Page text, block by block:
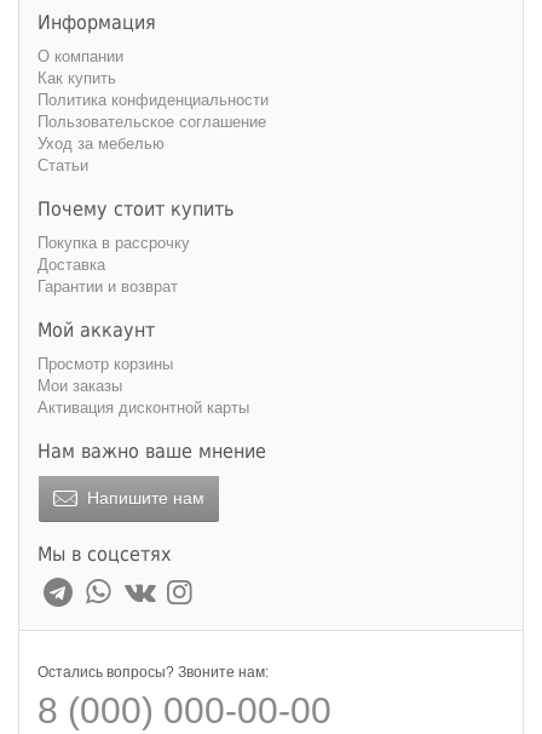
137 см.
Информация
О компании
Как купить
Политика конфиденциальности
Пользовательское соглашение
Уход за мебелью
Статьи
Почему стоит купить
Покупка в рассрочку
Доставка
Гарантии и возврат
Мой аккаунт
Просмотр корзины
Мои заказы
Активация дисконтной карты
Нам важно ваше мнение
Напишите нам
Мы в соцсетях
Остались вопросы? Звоните нам:
8 (000) 000-00-00